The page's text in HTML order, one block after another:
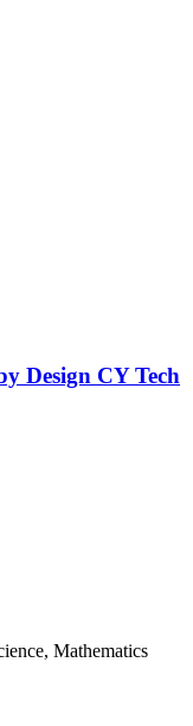
Design CY Tech
Mathematics